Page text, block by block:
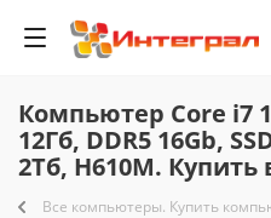
Компьютер Core i7
12Гб, DDR5 16Gb,
2Тб, H610M. Купить
Все компьютеры. Купить